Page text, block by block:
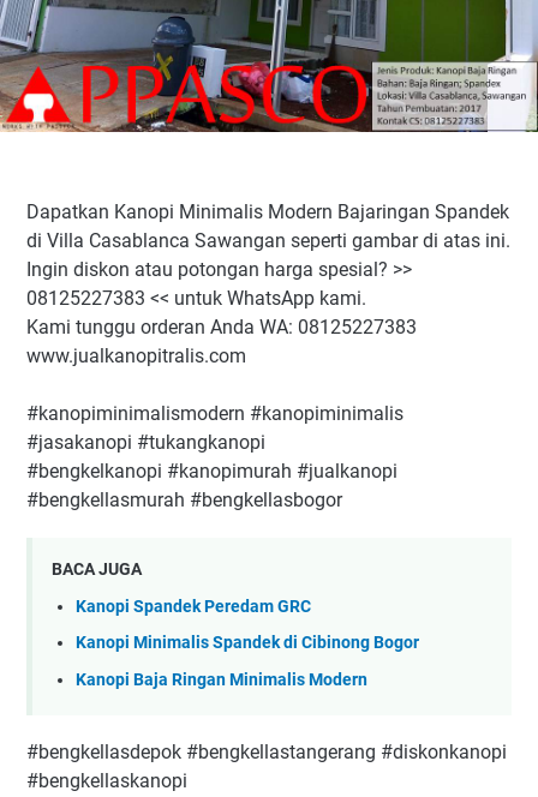
Dapatkan Kanopi Minimalis Modern Bajaringan Spandek
di Villa Casablanca Sawangan seperti gambar di atas ini.
Ingin diskon atau potongan harga spesial? >>
08125227383 << untuk WhatsApp kami.
Kami tunggu orderan Anda WA: 08125227383
www.jualkanopitralis.com
#kanopiminimalismodern #kanopiminimalis
#jasakanopi #tukangkanopi
#bengkelkanopi #kanopimurah #jualkanopi
#bengkellasmurah #bengkellasbogor
BACA JUGA
Kanopi Spandek Peredam GRC
Kanopi Minimalis Spandek di Cibinong Bogor
Kanopi Baja Ringan Minimalis Modern
#bengkellasdepok #bengkellastangerang #diskonkanopi
#bengkellaskanopi